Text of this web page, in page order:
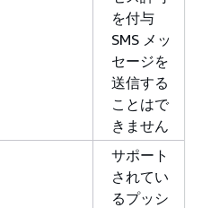
を付与
SMS メッ
セージを
送信する
ことはで
きません
サポート
されてい
るプッシ